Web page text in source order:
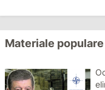
Materiale populare